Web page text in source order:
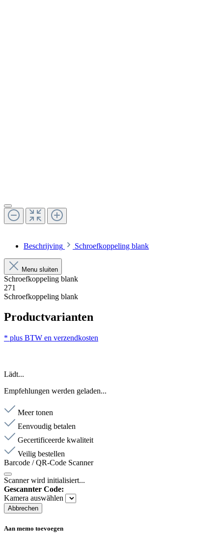
Beschrijving Schroefkoppeling blank
Menu sluiten
Schroefkoppeling blank
271
Schroefkoppeling blank
Productvarianten
* plus BTW en verzendkosten
Lädt...
Empfehlungen werden geladen...
Meer tonen
Eenvoudig betalen
Gecertificeerde kwaliteit
Veilig bestellen
Barcode / QR-Code Scanner
Scanner wird initialisiert...
Gescannter Code:
Kamera auswählen
Abbrechen
Aan memo toevoegen